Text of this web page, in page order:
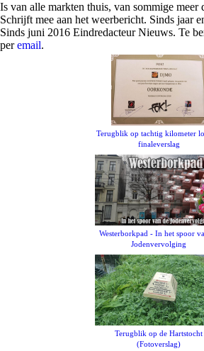
Is van alle markten thuis, van sommige meer
Schrijft mee aan het weerbericht. Sinds jaar
Sinds juni 2016 Eindredacteur Nieuws. Te
peremail.
Terugblik op tachtig kilometer
finaleverslag
Westerborkpad - In het spoor
Jodenvervolging
Terugblik op de Hartstocht
(Fotoverslag)